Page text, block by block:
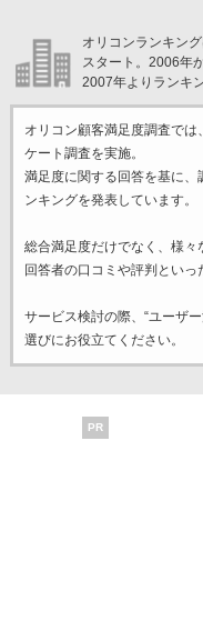
オリコンランキン
スタート。2006年
2007年よりランキ
オリコン顧客満足度調査で
ケート調査を実施。
満足度に関する回答を基に、
ンキングを発表しています。
総合満足度だけでなく、様々
回答者の口コミや評判といっ
サービス検討の際、“ユーザ
選びにお役立てください。
PR